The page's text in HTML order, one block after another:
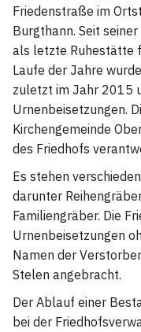
Friedenstraße im
Burgthann. Seit
als letzte Ruhestätte
Laufe der Jahre
zuletzt im Jahr 2015
Urnenbeisetzungen.
Kirchengemeinde
des Friedhofs
Es stehen
darunter
Familiengräber. Die
Urnenbeisetzungen
Namen der
Stelen angebracht.
Der Ablauf einer
bei der